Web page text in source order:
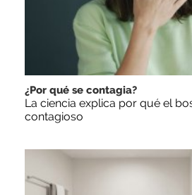
¿Por qué se contagia?
La ciencia explica por qué el
contagioso